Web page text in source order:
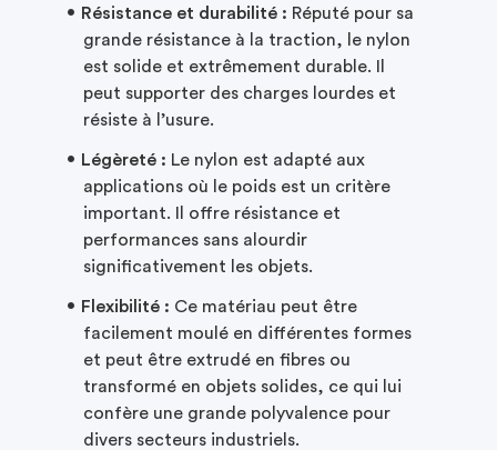
Résistance et durabilité : Réputé pour sa
grande résistance à la traction, le nylon
est solide et extrêmement durable. Il
peut supporter des charges lourdes et
résiste à l’usure.
Légèreté : Le nylon est adapté aux
applications où le poids est un critère
important. Il offre résistance et
performances sans alourdir
significativement les objets.
Flexibilité : Ce matériau peut être
facilement moulé en différentes formes
et peut être extrudé en fibres ou
transformé en objets solides, ce qui lui
confère une grande polyvalence pour
divers secteurs industriels.